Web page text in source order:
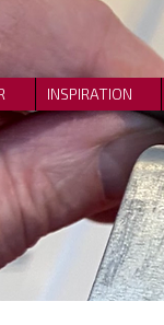
INSPIRATION